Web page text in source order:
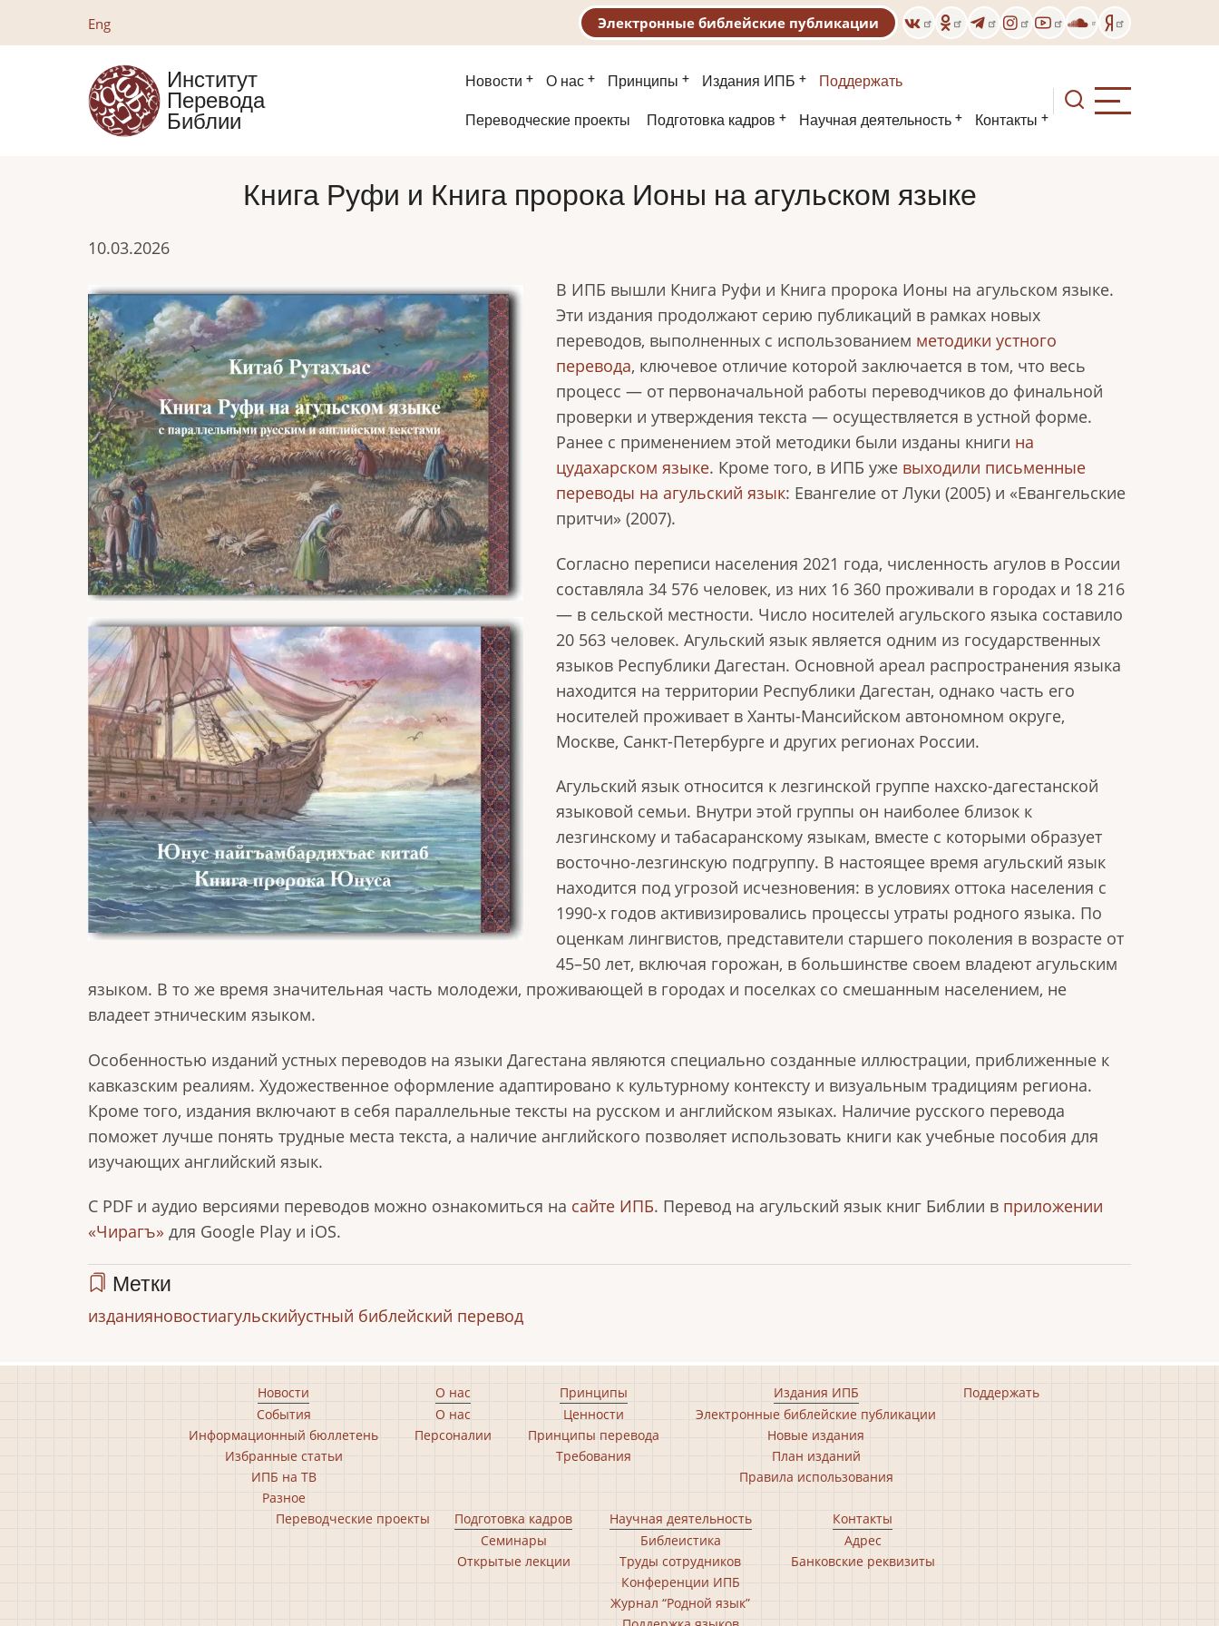
содержанию
Eng Электронные библейские публикации
Институт
Перевода
Библии
Основная
навигация
Новости О нас Принципы Издания ИПБ Поддержать
Второе
Переводческие проекты Подготовка кадров Научная деятельность Контакты
Книга Руфи и Книга пророка Ионы на агульском языке
10.03.2026
В ИПБ вышли Книга Руфи и Книга пророка Ионы на агульском языке.
Эти издания продолжают серию публикаций в рамках новых
переводов, выполненных с использованием методики устного
перевода, ключевое отличие которой заключается в том, что весь
процесс — от первоначальной работы переводчиков до финальной
проверки и утверждения текста — осуществляется в устной форме.
Ранее с применением этой методики были изданы книги на
цудахарском языке. Кроме того, в ИПБ уже выходили письменные
переводы на агульский язык: Евангелие от Луки (2005) и «Евангельские
притчи» (2007).
Согласно переписи населения 2021 года, численность агулов в России
составляла 34 576 человек, из них 16 360 проживали в городах и 18 216
— в сельской местности. Число носителей агульского языка составило
20 563 человек. Агульский язык является одним из государственных
языков Республики Дагестан. Основной ареал распространения языка
находится на территории Республики Дагестан, однако часть его
носителей проживает в Ханты-Мансийском автономном округе,
Москве, Санкт-Петербурге и других регионах России.
Агульский язык относится к лезгинской группе нахско-дагестанской
языковой семьи. Внутри этой группы он наиболее близок к
лезгинскому и табасаранскому языкам, вместе с которыми образует
восточно-лезгинскую подгруппу. В настоящее время агульский язык
находится под угрозой исчезновения: в условиях оттока населения с
1990-х годов активизировались процессы утраты родного языка. По
оценкам лингвистов, представители старшего поколения в возрасте от
45–50 лет, включая горожан, в большинстве своем владеют агульским
языком. В то же время значительная часть молодежи, проживающей в городах и поселках со смешанным населением, не
владеет этническим языком.
Особенностью изданий устных переводов на языки Дагестана являются специально созданные иллюстрации, приближенные к
кавказским реалиям. Художественное оформление адаптировано к культурному контексту и визуальным традициям региона.
Кроме того, издания включают в себя параллельные тексты на русском и английском языках. Наличие русского перевода
поможет лучше понять трудные места текста, а наличие английского позволяет использовать книги как учебные пособия для
изучающих английский язык.
С PDF и аудио версиями переводов можно ознакомиться на сайте ИПБ. Перевод на агульский язык книг Библии в приложении
«Чирагъ» для Google Play и iOS.
Метки
изданияновостиагульскийустный библейский перевод
Новости
События
Информационный бюллетень
Избранные статьи
ИПБ на ТВ
Разное
О нас
О нас
Персоналии
Принципы
Ценности
Принципы перевода
Требования
Издания ИПБ
Электронные библейские публикации
Новые издания
План изданий
Правила использования
Поддержать
Переводческие проекты
Подготовка кадров
Семинары
Открытые лекции
Научная деятельность
Библеистика
Труды сотрудников
Конференции ИПБ
Журнал “Родной язык”
Контакты
Адрес
Банковские реквизиты